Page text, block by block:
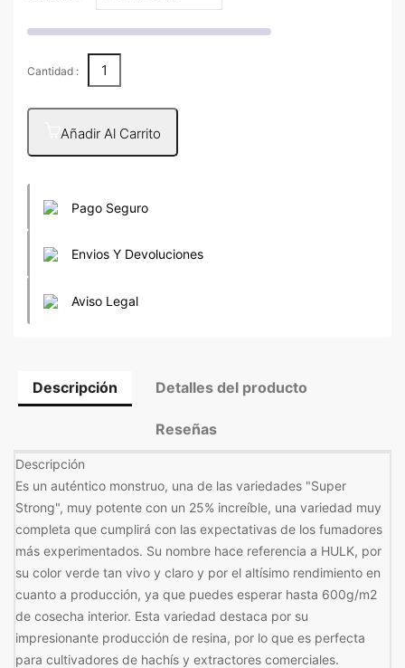
Cantidad :
Añadir Al Carrito
Pago Seguro
Envios Y Devoluciones
Aviso Legal
Descripción Detalles del producto
Reseñas
Descripción
Es un auténtico monstruo, una de las variedades "Super
Strong", muy potente con un 25% increíble, una variedad muy
completa que cumplirá con las expectativas de los fumadores
más experimentados. Su nombre hace referencia a HULK, por
su color verde tan vivo y claro y por el altísimo rendimiento en
cuanto a producción, ya que puedes esperar hasta 600g/m2
de cosecha interior. Esta variedad destaca por su
impresionante producción de resina, por lo que es perfecta
para cultivadores de hachís y extractores comerciales.